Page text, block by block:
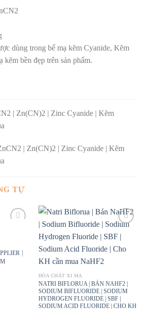
dùng trong bể mạ kẽm Cyanide, Kẽm
kẽm bền đẹp trên sản phẩm.
| Zn(CN)2 | Zinc Cyanide | Kẽm
| Zn(CN)2 | Zinc Cyanide | Kẽm
TỰ
|
HÓA CHẤT XI MẠ
NATRI BIFLORUA | BÁN NAHF2 |
SODIUM BIFLUORIDE | SODIUM
HYDROGEN FLUORIDE | SBF |
SODIUM ACID FLUORIDE | CHO KH